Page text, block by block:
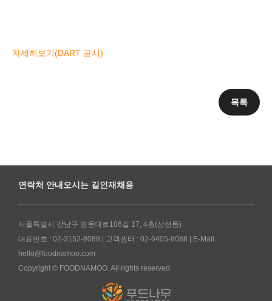
자세히보기(DART 공시)
목록
연락처 안내 오시는 길 인재채용
서울특별시 강남구 영동대로106길 17, 4층(삼성동)
대표번호 : 02-3152-8088 | 고객센터 : 02-6405-8088 | E-Mail :
hello@foodnamoo.com
Copyright © FOODNAMOO. All rights reserved.